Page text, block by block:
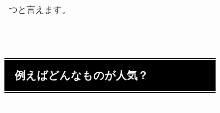
つと言えます。
例えばどんなものが人気？